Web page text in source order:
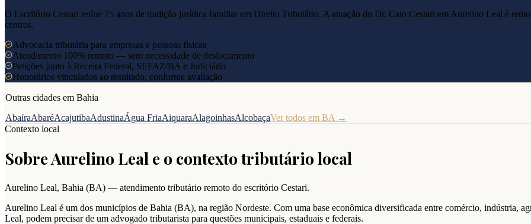
O Escritório Cestari reúne 75 anos de tradição jurídica familiar em Direito Tributário. A atuação do Dr. Caio Cestari em Aurelino Leal é
centros.
Advocacia tributária para empresas e pessoas físicas
Atendimento 100% remoto — sem necessidade de deslocamento
Petições junto à Receita Federal, SEFAZ/BA e Judiciário
Honorários vinculados ao resultado, conforme avaliação
Outras cidades em Bahia
AbaíraAbaréAcajutibaAdustinaÁgua FriaAiquaraAlagoinhasAlcobaçaVer todos em BA →
Contexto local
SobreAurelino Leale o contexto tributário local
Aurelino Leal, Bahia (BA) — atendimento tributário remoto do escritório Cestari.
Aurelino Leal é um dos municípios de Bahia (BA), na região Nordeste. Com uma base econômica diversificada entre comércio, indústria,
Leal, podem precisar de um advogado tributarista para questões municipais, estaduais e federais.